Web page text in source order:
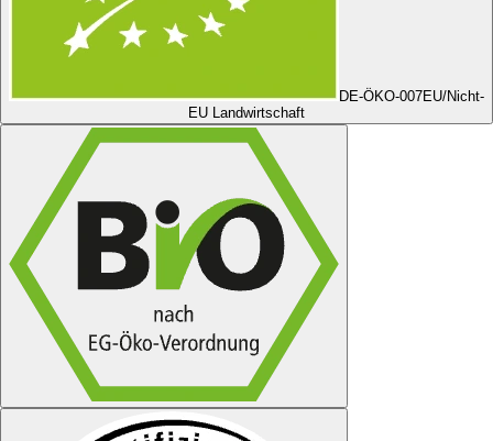
DE-ÖKO-007EU/Nicht-
EU Landwirtschaft